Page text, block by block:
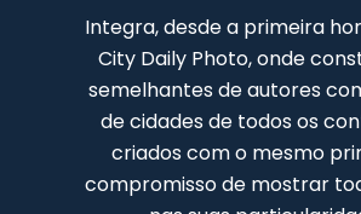
Integra, desde a primeira
City Daily Photo, onde
semelhantes de autores
de cidades de todos os
criados com o mesmo
compromisso de mostrar